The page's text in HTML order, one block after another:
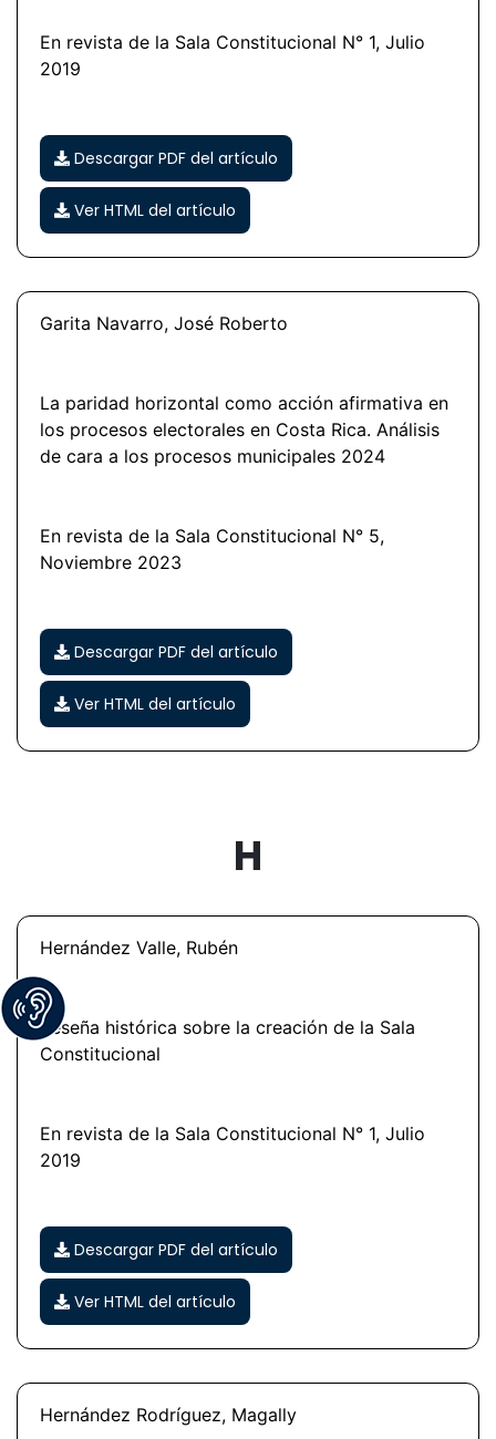
En revista de la Sala Constitucional N° 1, Julio
2019
Descargar PDF del artículo
Ver HTML del artículo
Garita Navarro, José Roberto
La paridad horizontal como acción afirmativa en
los procesos electorales en Costa Rica. Análisis
de cara a los procesos municipales 2024
En revista de la Sala Constitucional N° 5,
Noviembre 2023
Descargar PDF del artículo
Ver HTML del artículo
H
Hernández Valle, Rubén
Reseña histórica sobre la creación de la Sala
Constitucional
En revista de la Sala Constitucional N° 1, Julio
2019
Descargar PDF del artículo
Ver HTML del artículo
Hernández Rodríguez, Magally